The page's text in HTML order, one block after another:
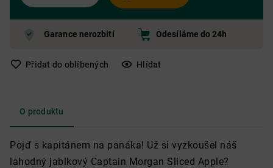
Garance nerozbití Odesíláme do 24h
Přidat do oblíbených Hlídat
O produktu
Pojď s kapitánem na panáka! Už si vyzkoušel náš
lahodný jablkový Captain Morgan Sliced Apple?